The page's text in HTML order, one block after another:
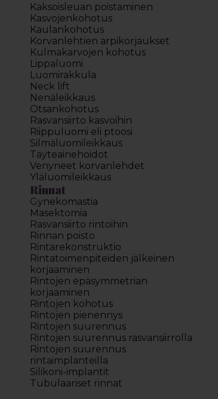
Kaksoisleuan poistaminen
Kasvojenkohotus
Kaulankohotus
Korvanlehtien arpikorjaukset
Kulmakarvojen kohotus
Lippaluomi
Luomirakkula
Neck lift
Nenäleikkaus
Otsankohotus
Rasvansiirto kasvoihin
Riippuluomi eli ptoosi
Silmäluomileikkaus
Täyteainehoidot
Venyneet korvanlehdet
Yläluomileikkaus
Rinnat
Gynekomastia
Masektomia
Rasvansiirto rintoihin
Rinnan poisto
Rintarekonstruktio
Rintatoimenpiteiden jälkeinen
korjaaminen
Rintojen epäsymmetrian
korjaaminen
Rintojen kohotus
Rintojen pienennys
Rintojen suurennus
Rintojen suurennus rasvansiirrolla
Rintojen suurennus
rintaimplanteilla
Silikoni-implantit
Tubulaariset rinnat